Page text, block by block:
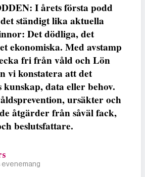
I årets första podd
ständigt lika aktuella
Det dödliga, det
ekonomiska. Med avstamp
fri från våld och Lön
vi konstatera att det
kunskap, data eller behov.
ursäkter och
åtgärder från såväl fack,
beslutsfattare.
evenemang